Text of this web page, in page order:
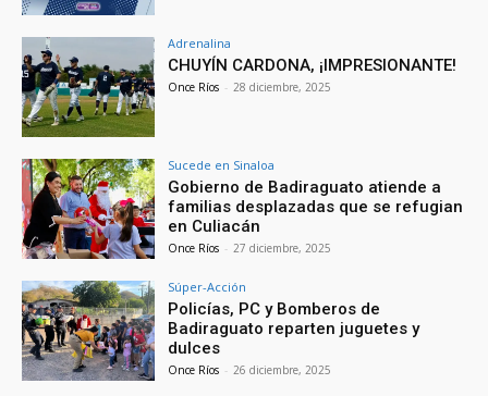
Adrenalina
CHUYÍN CARDONA, ¡IMPRESIONANTE!
Once Ríos - 28 diciembre, 2025
Sucede en Sinaloa
Gobierno de Badiraguato atiende a
familias desplazadas que se refugian
en Culiacán
Once Ríos - 27 diciembre, 2025
Súper-Acción
Policías, PC y Bomberos de
Badiraguato reparten juguetes y
dulces
Once Ríos - 26 diciembre, 2025